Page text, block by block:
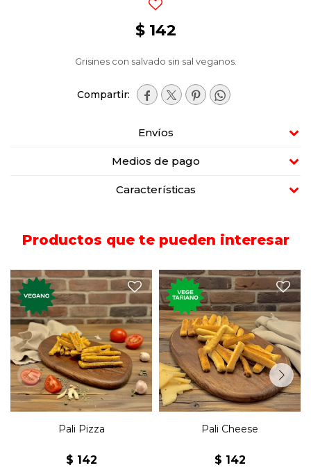
$ 142
Grisines con salvado sin sal veganos.
   
Envíos
Medios de pago
Características
Productos que te pueden interesar
Mini grisines de tomate,
orégano, cebolla y ajo.
Pali Pizza
$ 142
Mini grisines de queso
horneado.
Pali Cheese
$ 142